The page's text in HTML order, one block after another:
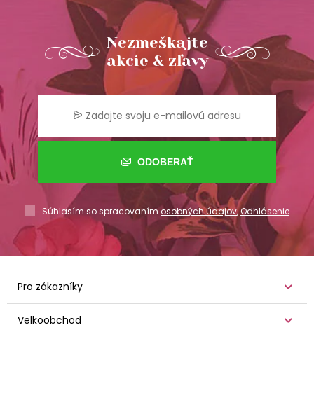
Nezmeškajte
akcie & zľavy
ODOBERAŤ
Súhlasím so spracovaním osobných údajov,Odhlásenie
Pro zákazníky
Velkoobchod